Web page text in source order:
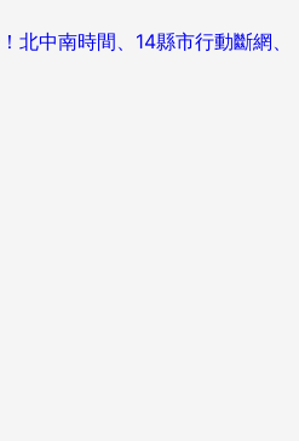
中南時間、14縣市行動斷網、